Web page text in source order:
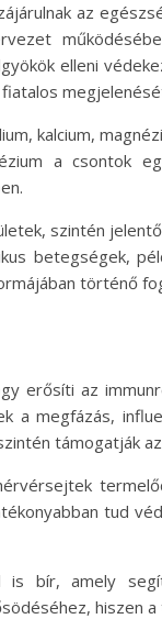
az
elleni
kalcium,
a csontok
szintén
betegségek,
történő
erősíti az
a megfázás,
támogatják
tud
bír, amely
hiszen